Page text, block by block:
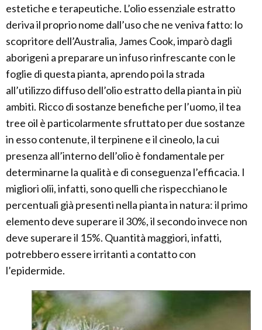
estetiche e terapeutiche. L’olio essenziale estratto
deriva il proprio nome dall’uso che ne veniva fatto: lo
scopritore dell’Australia, James Cook, imparò dagli
aborigeni a preparare un infuso rinfrescante con le
foglie di questa pianta, aprendo poi la strada
all’utilizzo diffuso dell’olio estratto della pianta in più
ambiti. Ricco di sostanze benefiche per l’uomo, il tea
tree oil è particolarmente sfruttato per due sostanze
in esso contenute, il terpinene e il cineolo, la cui
presenza all’interno dell’olio è fondamentale per
determinarne la qualità e di conseguenza l’efficacia. I
migliori olii, infatti, sono quelli che rispecchiano le
percentuali già presenti nella pianta in natura: il primo
elemento deve superare il 30%, il secondo invece non
deve superare il 15%. Quantità maggiori, infatti,
potrebbero essere irritanti a contatto con
l’epidermide.